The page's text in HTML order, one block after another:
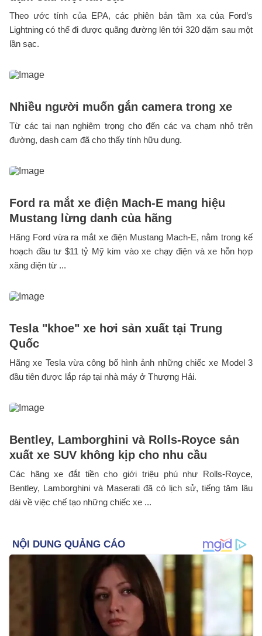
Theo ước tính của EPA, các phiên bản tầm xa của Ford’s
Lightning có thể đi được quãng đường lên tới 320 dặm sau một
lần sạc.
Nhiều người muốn gắn camera trong xe
Từ các tai nạn nghiêm trọng cho đến các va chạm nhỏ trên
đường, dash cam đã cho thấy tính hữu dụng.
Ford ra mắt xe điện Mach-E mang hiệu
Mustang lừng danh của hãng
Hãng Ford vừa ra mắt xe điện Mustang Mach-E, nằm trong kế
hoạch đầu tư $11 tỷ Mỹ kim vào xe chạy điện và xe hỗn hợp
xăng điện từ ...
Tesla "khoe" xe hơi sản xuất tại Trung
Quốc
Hãng xe Tesla vừa công bố hình ảnh những chiếc xe Model 3
đầu tiên được lắp ráp tại nhà máy ở Thượng Hải.
Bentley, Lamborghini và Rolls-Royce sản
xuất xe SUV không kịp cho nhu cầu
Các hãng xe đắt tiền cho giới triệu phú như Rolls-Royce,
Bentley, Lamborghini và Maserati đã có lịch sử, tiếng tăm lâu
dài về việc chế tạo những chiếc xe ...